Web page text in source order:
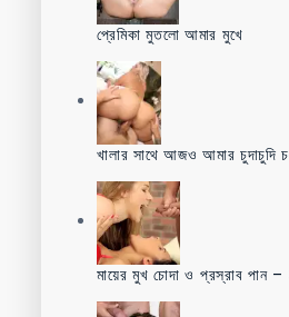
প্রেমিকা মুতলো আমার মুখে
খালার সাথে আজও আমার চুদাচুদি
মায়ের মুখ চোদা ও প্রস্রাব পান